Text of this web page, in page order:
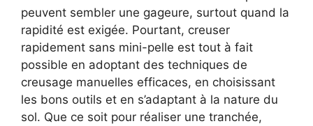
peuvent sembler une gageure, surtout quand la
rapidité est exigée. Pourtant, creuser
rapidement sans mini-pelle est tout à fait
possible en adoptant des techniques de
creusage manuelles efficaces, en choisissant
les bons outils et en s’adaptant à la nature du
sol. Que ce soit pour réaliser une tranchée,